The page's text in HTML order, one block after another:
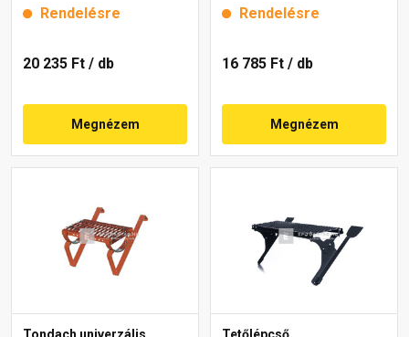
Rendelésre
20 235 Ft / db
Megnézem
Rendelésre
16 785 Ft / db
Megnézem